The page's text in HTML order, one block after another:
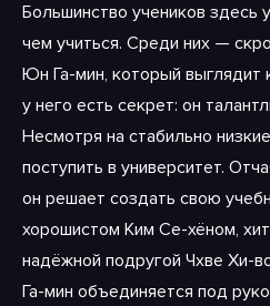
Большинство учеников здесь
чем учиться. Среди них —
Юн Га-мин, который выглядит
у него есть секрет: он
Несмотря на стабильно
поступить в университет.
он решает создать свою
хорошистом Ким Се-хёном,
надёжной подругой Чхве Хи-
Га-мин объединяется под